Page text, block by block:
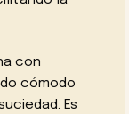
con
cómodo
Es